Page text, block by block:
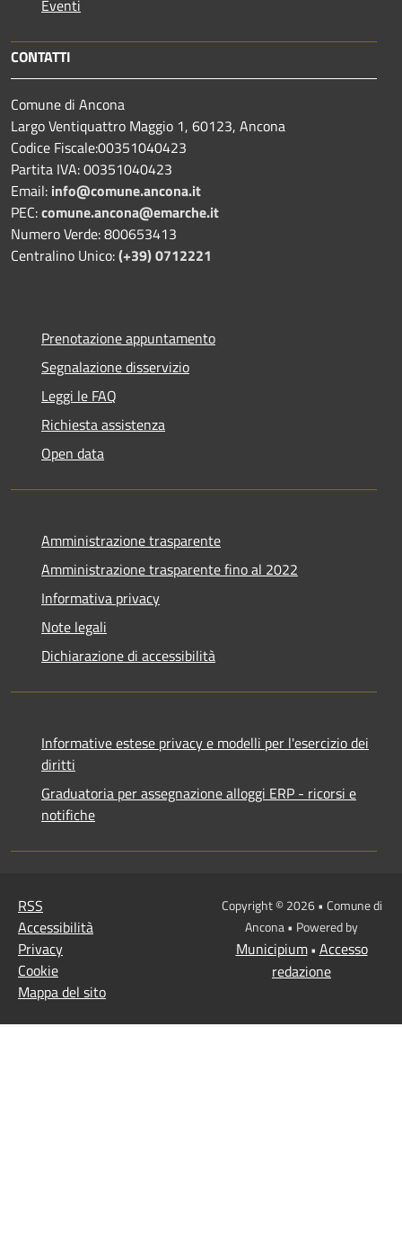
Eventi
CONTATTI
Comune di Ancona
Largo Ventiquattro Maggio 1, 60123, Ancona
Codice Fiscale:00351040423
Partita IVA: 00351040423
Email: info@comune.ancona.it
PEC:comune.ancona@emarche.it
Numero Verde: 800653413
Centralino Unico:(+39) 0712221
Prenotazione appuntamento
Segnalazione disservizio
Leggi le FAQ
Richiesta assistenza
Open data
Amministrazione trasparente
Amministrazione trasparente fino al 2022
Informativa privacy
Note legali
Dichiarazione di accessibilità
Informative estese privacy e modelli per l'esercizio dei
diritti
Graduatoria per assegnazione alloggi ERP - ricorsi e
notifiche
RSS
Accessibilità
Privacy
Cookie
Mappa del sito
Copyright © 2026 • Comune di
Ancona • Powered by
Municipium• Accesso
redazione